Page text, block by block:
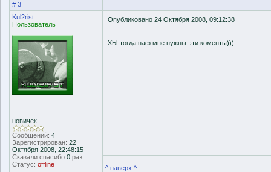
# 3
Kul2rist
Пользователь
новичек
Сообщений: 4
Зарегистрирован: 22
Октября 2008, 22:48:15
Сказали спасибо 0 раз
Статус: offline
Опубликовано 24 Октября 2008, 09:12:38
ХЫ тогда наф мне нужны эти коменты)))
^ наверх ^